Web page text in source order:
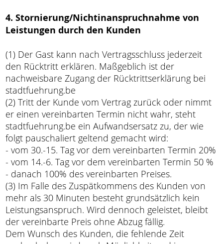
4. Stornierung/Nichtinanspruchnahme von
Leistungen durch den Kunden
(1) Der Gast kann nach Vertragsschluss jederzeit
den Rücktritt erklären. Maßgeblich ist der
nachweisbare Zugang der Rücktrittserklärung bei
stadtfuehrung.be
(2) Tritt der Kunde vom Vertrag zurück oder nimmt
er einen vereinbarten Termin nicht wahr, steht
stadtfuehrung.be ein Aufwandsersatz zu, der wie
folgt pauschaliert geltend gemacht wird:
- vom 30.-15. Tag vor dem vereinbarten Termin 20%
- vom 14.-6. Tag vor dem vereinbarten Termin 50 %
- danach 100% des vereinbarten Preises.
(3) Im Falle des Zuspätkommens des Kunden von
mehr als 30 Minuten besteht grundsätzlich kein
Leistungsanspruch. Wird dennoch geleistet, bleibt
der vereinbarte Preis ohne Abzug fällig.
Dem Wunsch des Kunden, die fehlende Zeit